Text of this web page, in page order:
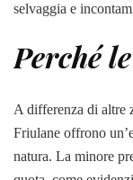
selvaggia e
Perché
A differenza di altre
Friulane offrono
natura. La minore